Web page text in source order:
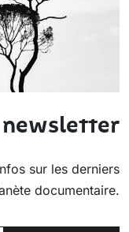
newsletter
sur les derniers
documentaire.